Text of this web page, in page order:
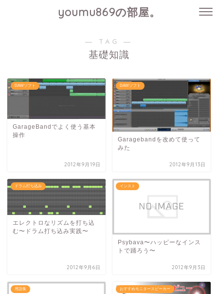
youmu869の部屋。
― TAG ―
基礎知識
DAWソフト
GarageBandでよく使う基本
操作
2012年9月19日
DAWソフト
Garagebandを改めて使って
みた
2012年9月13日
ドラム打ち込み
エレクトロなリズムを打ち込
む〜ドラム打ち込み実践〜
2012年9月6日
インスト
Psybava〜ハッピーなインス
トで踊ろう〜
2012年9月3日
用語集 おすすめモニタースピーカー